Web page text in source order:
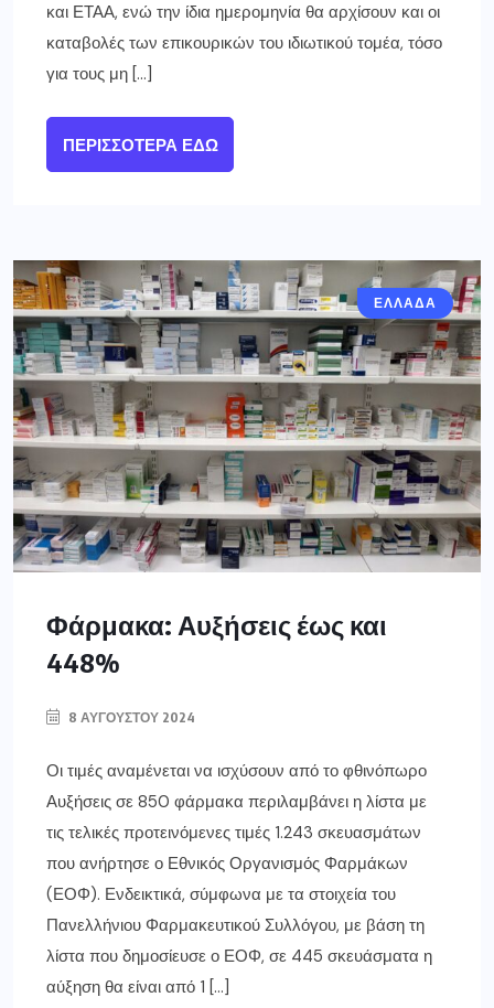
και ΕΤΑΑ, ενώ την ίδια ημερομηνία θα αρχίσουν και οι
καταβολές των επικουρικών του ιδιωτικού τομέα, τόσο
για τους μη […]
ΠΕΡΙΣΣΌΤΕΡΑ ΕΔΏ
ΕΛΛΑΔΑ
Φάρμακα: Αυξήσεις έως και
448%
8 ΑΥΓΟΎΣΤΟΥ 2024
Οι τιμές αναμένεται να ισχύσουν από το φθινόπωρο
Αυξήσεις σε 850 φάρμακα περιλαμβάνει η λίστα με
τις τελικές προτεινόμενες τιμές 1.243 σκευασμάτων
που ανήρτησε ο Εθνικός Οργανισμός Φαρμάκων
(ΕΟΦ). Ενδεικτικά, σύμφωνα με τα στοιχεία του
Πανελλήνιου Φαρμακευτικού Συλλόγου, με βάση τη
λίστα που δημοσίευσε ο ΕΟΦ, σε 445 σκευάσματα η
αύξηση θα είναι από 1 […]